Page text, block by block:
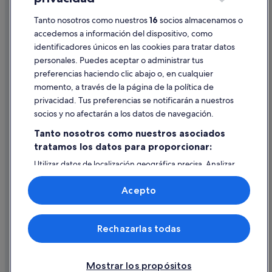
Pautas sobre el contenido y cómo denunciar contenido
Ayuda
Cancelar un vuelo
Cancelar una reserva de hotel o de un alquiler vacacional
Utilizar un cupón de Expedia
Documentos para viajes internacionales
© 2026 Expedia, Inc., una empresa de Expedia Group. Todos los
derechos reservados. Expedia y el logotipo de Expedia son marcas
comerciales o marcas comerciales registradas de Expedia, Inc.
Tanto nosotros como nuestros16 socios almacenamos o
accedemos a información del dispositivo, como
identificadores únicos en las cookies para tratar datos
personales. Puedes aceptar o administrar tus
preferencias haciendo clic abajo o, en cualquier
momento, a través de la página de la política de
privacidad. Tus preferencias se notificarán a nuestros
socios y no afectarán a los datos de navegación.
Tanto nosotros como nuestros asociados
tratamos los datos para proporcionar:
Utilizar datos de localización geográfica precisa. Analizar
activamente las características del dispositivo para su
identificación. Almacenar la información en un dispositivo
y/o acceder a ella. Publicidad y contenido personalizados,
medición de publicidad y contenido, investigación de
audiencia y desarrollo de servicios.
Lista de asociados (proveedores)
Mostrar los propósitos
Rechazarlas todas
Acepto